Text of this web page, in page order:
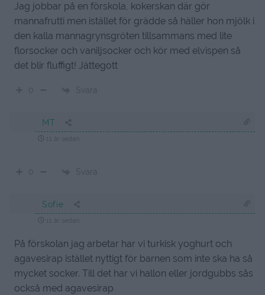
Jag jobbar på en förskola, kokerskan där gör
mannafrutti men istället för grädde så häller hon mjölk i
den kalla mannagrynsgröten tillsammans med lite
florsocker och vaniljsocker och kör med elvispen så
det blir fluffigt! Jättegott
Svara
MT
11 år sedan
Svara
Sofie
11 år sedan
På förskolan jag arbetar har vi turkisk yoghurt och
agavesirap istället nyttigt för barnen som inte ska ha så
mycket socker. Till det har vi hallon eller jordgubbs sås
också med agavesirap